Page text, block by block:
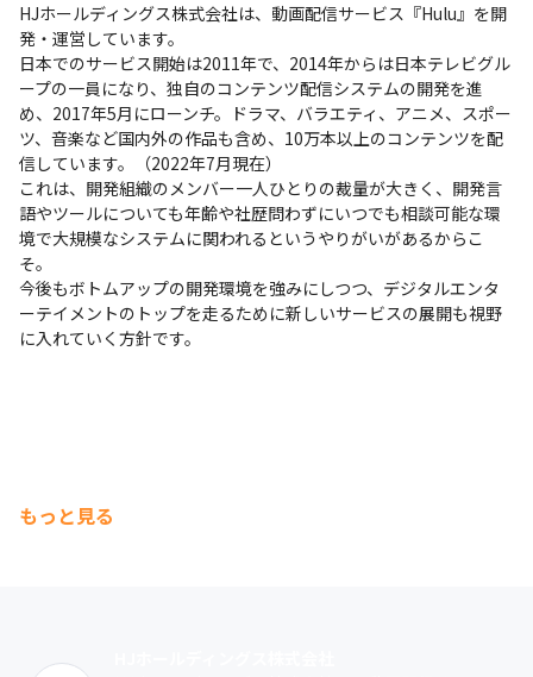
HJホールディングス株式会社は、動画配信サービス『Hulu』を開
発・運営しています。
日本でのサービス開始は2011年で、2014年からは日本テレビグル
ープの一員になり、独自のコンテンツ配信システムの開発を進
め、2017年5月にローンチ。ドラマ、バラエティ、アニメ、スポー
ツ、音楽など国内外の作品も含め、10万本以上のコンテンツを配
信しています。（2022年7月現在）
これは、開発組織のメンバー一人ひとりの裁量が大きく、開発言
語やツールについても年齢や社歴問わずにいつでも相談可能な環
境で大規模なシステムに関われるというやりがいがあるからこ
そ。
今後もボトムアップの開発環境を強みにしつつ、デジタルエンタ
ーテイメントのトップを走るために新しいサービスの展開も視野
に入れていく方針です。
もっと見る